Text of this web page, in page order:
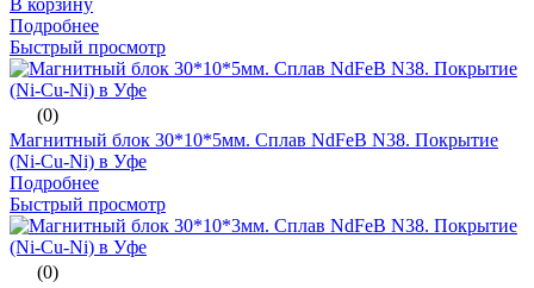
Подробнее
Быстрый просмотр
(0)
Магнитный блок 30*10*5мм. Сплав NdFeB N38. Покрытие
(Ni-Cu-Ni) в Уфе
Подробнее
Быстрый просмотр
(0)